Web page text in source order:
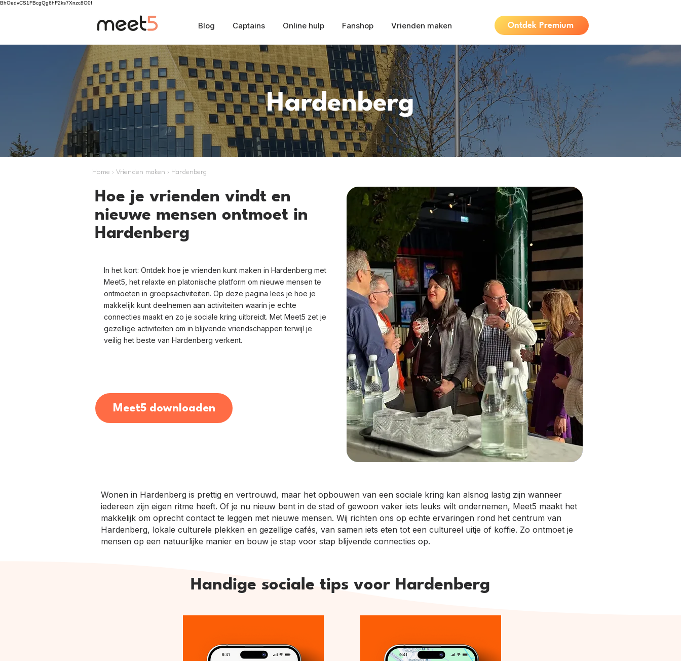
BhOedvCS1FBcgQg6hF2ks7Xnzc8O0f
Blog Captains Online hulp Fanshop Vrienden maken Ontdek Premium
Hardenberg
Home › Vrienden maken › Hardenberg
Hoe je vrienden vindt en
nieuwe mensen ontmoet in
Hardenberg
In het kort: Ontdek hoe je vrienden kunt maken in Hardenberg met
Meet5, het relaxte en platonische platform om nieuwe mensen te
ontmoeten in groepsactiviteiten. Op deze pagina lees je hoe je
makkelijk kunt deelnemen aan activiteiten waarin je echte
connecties maakt en zo je sociale kring uitbreidt. Met Meet5 zet je
gezellige activiteiten om in blijvende vriendschappen terwijl je
veilig het beste van Hardenberg verkent.
Meet5 downloaden
Wonen in Hardenberg is prettig en vertrouwd, maar het opbouwen van een sociale kring kan alsnog lastig zijn wanneer
iedereen zijn eigen ritme heeft. Of je nu nieuw bent in de stad of gewoon vaker iets leuks wilt ondernemen, Meet5 maakt het
makkelijk om oprecht contact te leggen met nieuwe mensen. Wij richten ons op echte ervaringen rond het centrum van
Hardenberg, lokale culturele plekken en gezellige cafés, van samen iets eten tot een cultureel uitje of koffie. Zo ontmoet je
mensen op een natuurlijke manier en bouw je stap voor stap blijvende connecties op.
Handige sociale tips voor Hardenberg